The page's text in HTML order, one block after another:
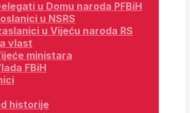
u Domu naroda PFBiH
u NSRS
u Vijeću naroda RS
vlast
ministara
FBiH
historije